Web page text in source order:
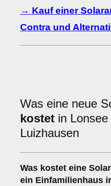
→ Kauf einer
Contra und
Was eine neue
kostet in Lonsee
Luizhausen
Was kostet eine
ein Einfamilienhaus